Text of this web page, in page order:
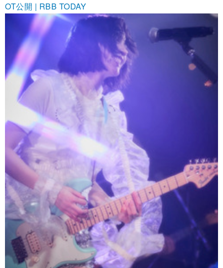
OT公開 | RBB TODAY